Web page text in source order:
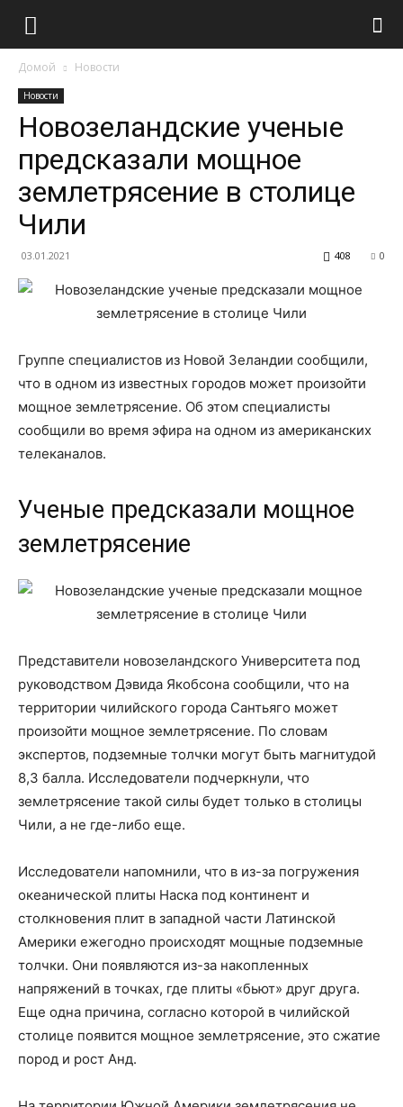
Домой Новости
Новости
Новозеландские ученые
предсказали мощное
землетрясение в столице
Чили
03.01.2021 0
408
Группе специалистов из Новой Зеландии сообщили,
что в одном из известных городов может произойти
мощное землетрясение. Об этом специалисты
сообщили во время эфира на одном из американских
телеканалов.
Ученые предсказали мощное
землетрясение
Представители новозеландского Университета под
руководством Дэвида Якобсона сообщили, что на
территории чилийского города Сантьяго может
произойти мощное землетрясение. По словам
экспертов, подземные толчки могут быть магнитудой
8,3 балла. Исследователи подчеркнули, что
землетрясение такой силы будет только в столицы
Чили, а не где-либо еще.
Исследователи напомнили, что в из-за погружения
океанической плиты Наска под континент и
столкновения плит в западной части Латинской
Америки ежегодно происходят мощные подземные
толчки. Они появляются из-за накопленных
напряжений в точках, где плиты «бьют» друг друга.
Еще одна причина, согласно которой в чилийской
столице появится мощное землетрясение, это сжатие
пород и рост Анд.